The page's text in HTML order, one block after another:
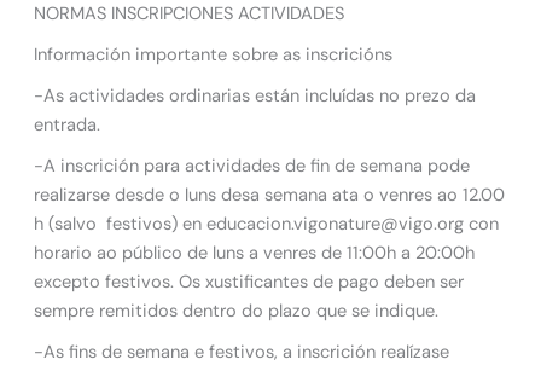
NORMAS INSCRIPCIONES ACTIVIDADES
Información importante sobre as inscricións
-As actividades ordinarias están incluídas no prezo da
entrada.
-A inscrición para actividades de fin de semana pode
realizarse desde o luns desa semana ata o venres ao 12.00
h (salvo festivos) en educacion.vigonature@vigo.org con
horario ao público de luns a venres de 11:00h a 20:00h
excepto festivos. Os xustificantes de pago deben ser
sempre remitidos dentro do plazo que se indique.
-As fins de semana e festivos, a inscrición realízase